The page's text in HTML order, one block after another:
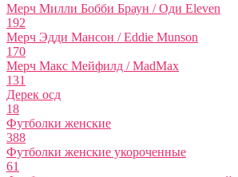
Мерч Милли Бобби Браун / Оди Eleven
192
Мерч Эдди Мансон / Eddie Munson
170
Мерч Макс Мейфилд / MadMax
131
Дерек осд
18
Футболки женские
388
Футболки женские укороченные
61